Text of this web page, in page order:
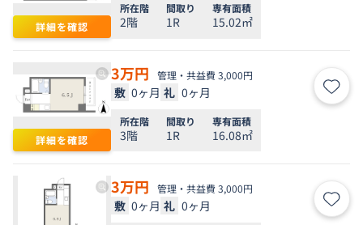
詳細を確認
所在階
2階
間取り
1R
専有面積
15.02㎡
詳細を確認
3万円 管理・共益費 3,000円
敷 0ヶ月 礼 0ヶ月 お気
所在階
3階
間取り
1R
専有面積
16.08㎡
3万円 管理・共益費 3,000円
敷 0ヶ月 礼 0ヶ月 お気